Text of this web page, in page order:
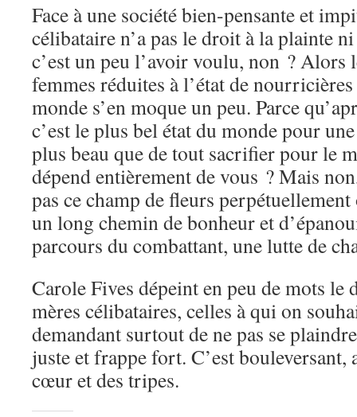
Face à une société bien-pensante et
célibataire n’a pas le droit à la plainte
c’est un peu l’avoir voulu, non ? Alors
femmes réduites à l’état de
monde s’en moque un peu. Parce
c’est le plus bel état du monde pour
plus beau que de tout sacrifier pour le
dépend entièrement de vous ? Mais
pas ce champ de fleurs perpétuellement
un long chemin de bonheur et
parcours du combattant, une lutte de
Carole Fives dépeint en peu de mots le
mères célibataires, celles à qui on
demandant surtout de ne pas se
juste et frappe fort. C’est
cœur et des tripes.